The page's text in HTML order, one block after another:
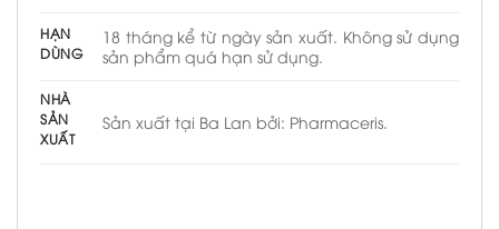
HẠN
DÙNG
18 tháng kể từ ngày sản xuất. Không sử dụng
sản phẩm quá hạn sử dụng.
NHÀ
SẢN
XUẤT
Sản xuất tại Ba Lan bởi: Pharmaceris.